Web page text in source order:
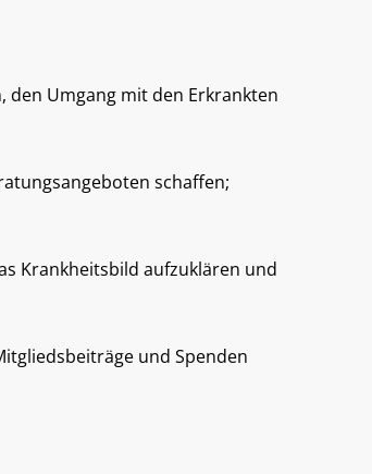
Umgang mit den Erkrankten
schaffen;
Krankheitsbild aufzuklären und
und Spenden